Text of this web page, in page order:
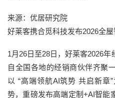
来源：优居研究院
好莱客携合觅科技发布2026全
1月26日至28日，好莱客2026
自全国各地的经销商伙伴齐聚
以 “高端领航AI筑势 共启新章
势，重磅发布高端定制+AI智能